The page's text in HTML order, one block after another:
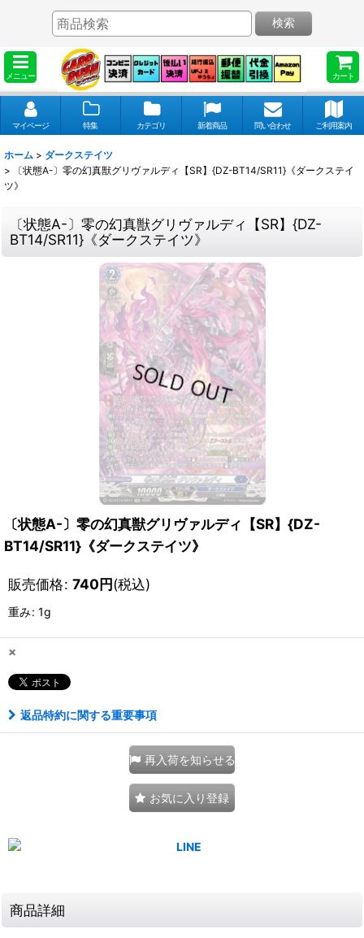
メニュー カート
検索
マイページ 特集 カテゴリ 新着商品 問い合わせ ご利用案内
ホーム > ダークステイツ
>
〔状態A-〕零の幻真獣グリヴァルディ【SR】{DZ-BT14/SR11}《ダークステイ
ツ》
〔状態A-〕零の幻真獣グリヴァルディ【SR】{DZ-
BT14/SR11}《ダークステイツ》
〔状態A-〕零の幻真獣グリヴァルディ【SR】{DZ-
BT14/SR11}《ダークステイツ》
販売価格: 740円(税込)
重み: 1g
×
返品特約に関する重要事項
再入荷を知らせる
お気に入り登録
商品詳細